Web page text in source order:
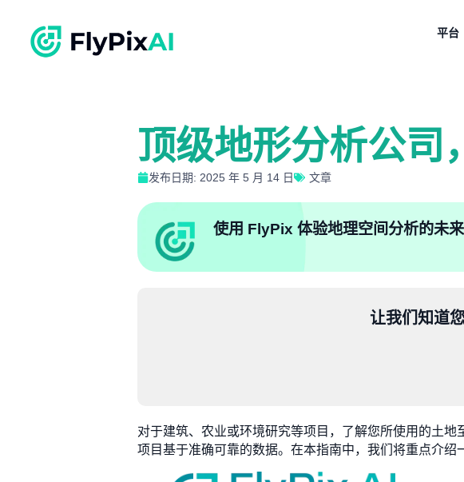
平台
顶级地形分析公司
发布日期: 2025 年 5 月 14 日 文章
使用 FlyPix 体验地理空间分析的未来
让我们知道
对于建筑、农业或环境研究等项目，了解您所使用的土
项目基于准确可靠的数据。在本指南中，我们将重点介绍